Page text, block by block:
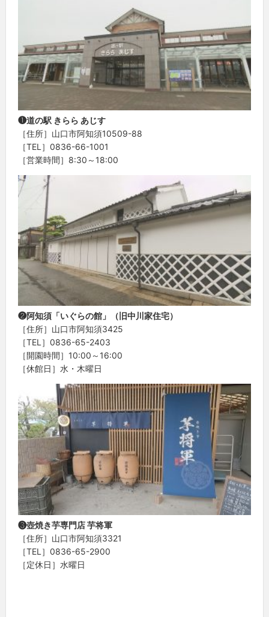
❶道の駅 きらら あじす
［住所］山口市阿知須10509-88
［TEL］0836-66-1001
［営業時間］8:30～18:00
❷阿知須「いぐらの館」（旧中川家住宅）
［住所］山口市阿知須3425
［TEL］0836-65-2403
［開園時間］10:00～16:00
［休館日］水・木曜日
❸壺焼き芋専門店 芋将軍
［住所］山口市阿知須3321
［TEL］0836-65-2900
［定休日］水曜日